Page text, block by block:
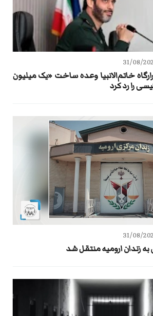
31/08/
خاتم‌الانبیا وعده ساخت «یک میلیون
را رد کرد
31/08/
زندان ارومیه منتقل‌ شد